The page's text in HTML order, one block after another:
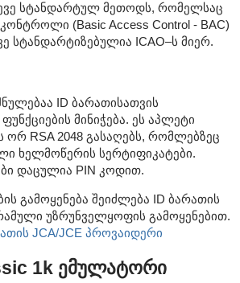
სტანდარტულ მეთოდს, რომელსაც
(Basic Access Control - BAC)
სტანდარტიზებულია ICAO–ს მიერ.
ID ბარათისათვის
მინიჭება. ეს აპლეტი
ორ RSA 2048 გასაღებს, რომლებზეც
ხელმოწერის სერტიფიკატები.
დაცულია PIN კოდით.
გამოყენება შეიძლება ID ბარათის
უზრუნველყოფის გამოყენებით.
JCA/JCE პროვაიდერი
1k ემულატორი